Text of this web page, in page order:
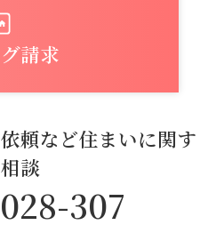
請求
頼など住まいに関す
談
307